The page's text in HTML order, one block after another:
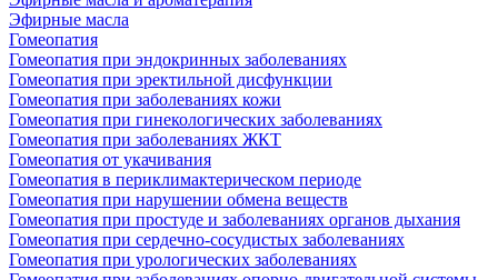
Эфирные масла
Гомеопатия
Гомеопатия при эндокринных заболеваниях
Гомеопатия при эректильной дисфункции
Гомеопатия при заболеваниях кожи
Гомеопатия при гинекологических заболеваниях
Гомеопатия при заболеваниях ЖКТ
Гомеопатия от укачивания
Гомеопатия в периклимактерическом периоде
Гомеопатия при нарушении обмена веществ
Гомеопатия при простуде и заболеваниях органов дыхания
Гомеопатия при сердечно-сосудистых заболеваниях
Гомеопатия при урологических заболеваниях